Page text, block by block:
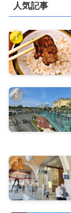
人気記事